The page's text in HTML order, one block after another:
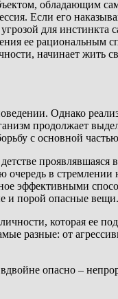
обладающим
Если его
для
ее рациональным
начинает
Однако
продолжает
с основной
в
эффективными
и порой опасные вещи.
которая ее
разные: от
опасно –